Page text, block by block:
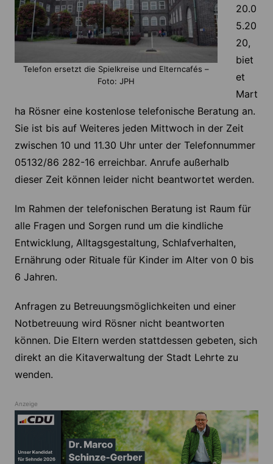
Telefon ersetzt die Spielkreise und Elterncafés –
Foto: JPH
20.0
5.20
20,
biet
et
Mart
ha Rösner eine kostenlose telefonische Beratung an.
Sie ist bis auf Weiteres jeden Mittwoch in der Zeit
zwischen 10 und 11.30 Uhr unter der Telefonnummer
05132/86 282-16 erreichbar. Anrufe außerhalb
dieser Zeit können leider nicht beantwortet werden.
Im Rahmen der telefonischen Beratung ist Raum für
alle Fragen und Sorgen rund um die kindliche
Entwicklung, Alltagsgestaltung, Schlafverhalten,
Ernährung oder Rituale für Kinder im Alter von 0 bis
6 Jahren.
Anfragen zu Betreuungsmöglichkeiten und einer
Notbetreuung wird Rösner nicht beantworten
können. Die Eltern werden stattdessen gebeten, sich
direkt an die Kitaverwaltung der Stadt Lehrte zu
wenden.
Anzeige